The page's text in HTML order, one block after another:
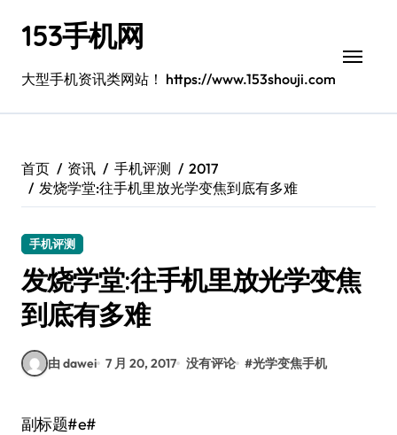
153手机网
大型手机资讯类网站！ https://www.153shouji.com
首页 资讯 手机评测
2017
发烧学堂:往手机里放光学变焦到底有多难
手机评测
发烧学堂:往手机里放光学变焦
到底有多难
由 dawei 7 月 20, 2017 没有评论 #光学变焦手机
副标题#e#